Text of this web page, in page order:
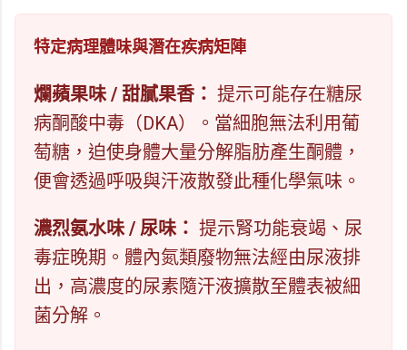
特定病理體味與潛在疾病矩陣
爛蘋果味 / 甜膩果香： 提示可能存在糖尿
病酮酸中毒（DKA）。當細胞無法利用葡
萄糖，迫使身體大量分解脂肪產生酮體，
便會透過呼吸與汗液散發此種化學氣味。
濃烈氨水味 / 尿味： 提示腎功能衰竭、尿
毒症晚期。體內氮類廢物無法經由尿液排
出，高濃度的尿素隨汗液擴散至體表被細
菌分解。